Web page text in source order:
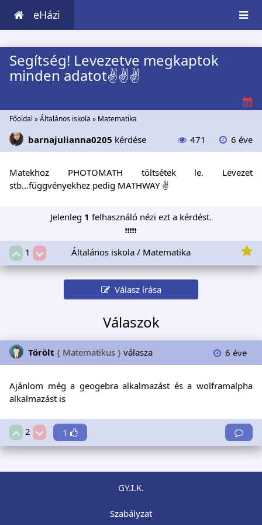
eHázi
Segítség! Levezetve megkaptok
minden adatot✌✌✌
Főoldal »Általános iskola » Matematika
barnajulianna0205 kérdése 471 6 éve
Matekhoz PHOTOMATH töltsétek le. Levezet
stb...függvényekhez pedig MATHWAY ✌
Jelenleg 1 felhasználó nézi ezt a kérdést.
❗❗❗❗❗
1 Általános iskola / Matematika
Válasz írása
Válaszok
Törölt { Matematikus } válasza 6 éve
Ajánlom még a geogebra alkalmazást és a wolframalpha
alkalmazást is
2 1
GY.I.K.
Szabályzat